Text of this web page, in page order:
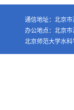
通信地址：北京市
办公地点：北京
北京师范大学水